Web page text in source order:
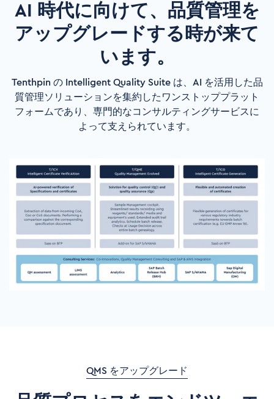
AI 時代に向けて、品質管理を
アップグレードする時が来て
います。
Tenthpin の Intelligent Quality Suite は、AI を活用した品
質管理ソリューションを集約したワンストッププラット
フォームであり、専門的なコンサルティングサービスに
よって支えられています。
QMS をアップグレード